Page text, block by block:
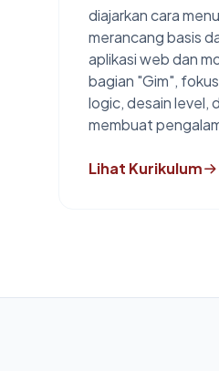
diajarkan cara
merancang basis
aplikasi web dan
bagian "Gim",
logic, desain level,
membuat
Lihat Kurikulum